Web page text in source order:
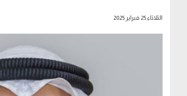
الثلاثاء 25 فبراير 2025